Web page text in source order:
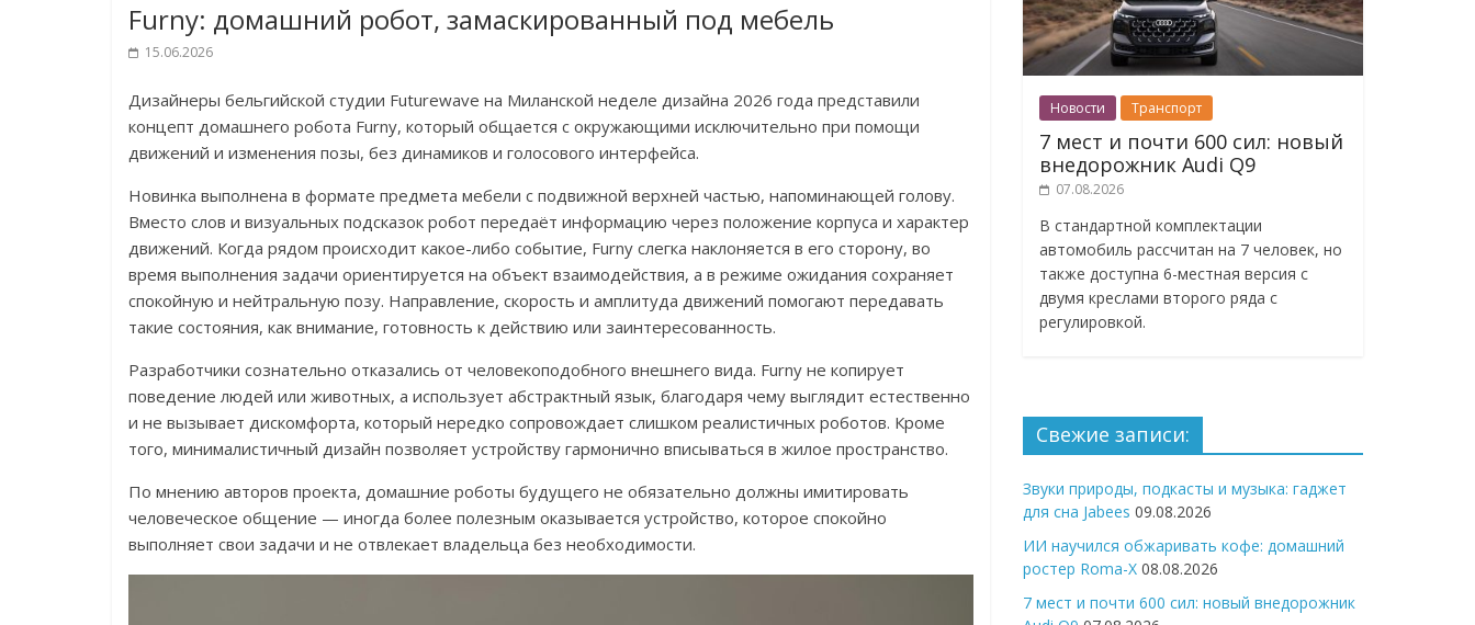
Furny: домашний робот, замаскированный под мебель
15.06.2026
Дизайнеры бельгийской студии Futurewave на Миланской неделе дизайна 2026 года представили
концепт домашнего робота Furny, который общается с окружающими исключительно при помощи
движений и изменения позы, без динамиков и голосового интерфейса.
Новинка выполнена в формате предмета мебели с подвижной верхней частью, напоминающей голову.
Вместо слов и визуальных подсказок робот передаёт информацию через положение корпуса и характер
движений. Когда рядом происходит какое-либо событие, Furny слегка наклоняется в его сторону, во
время выполнения задачи ориентируется на объект взаимодействия, а в режиме ожидания сохраняет
спокойную и нейтральную позу. Направление, скорость и амплитуда движений помогают передавать
такие состояния, как внимание, готовность к действию или заинтересованность.
Разработчики сознательно отказались от человекоподобного внешнего вида. Furny не копирует
поведение людей или животных, а использует абстрактный язык, благодаря чему выглядит естественно
и не вызывает дискомфорта, который нередко сопровождает слишком реалистичных роботов. Кроме
того, минималистичный дизайн позволяет устройству гармонично вписываться в жилое пространство.
По мнению авторов проекта, домашние роботы будущего не обязательно должны имитировать
человеческое общение — иногда более полезным оказывается устройство, которое спокойно
выполняет свои задачи и не отвлекает владельца без необходимости.
Новости Транспорт
7 мест и почти 600 сил: новый
внедорожник Audi Q9
07.08.2026
В стандартной комплектации
автомобиль рассчитан на 7 человек, но
также доступна 6-местная версия с
двумя креслами второго ряда с
регулировкой.
Свежие записи:
Звуки природы, подкасты и музыка: гаджет
для сна Jabees 09.08.2026
ИИ научился обжаривать кофе: домашний
ростер Roma-X 08.08.2026
7 мест и почти 600 сил: новый внедорожник